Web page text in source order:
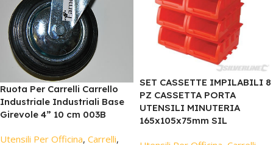
Ruota Per Carrelli Carrello
Industriale Industriali Base
Girevole 4” 10 cm 003B
Utensili Per Officina, Carrelli,
SET CASSETTE IMPILABILI 8
PZ CASSETTA PORTA
UTENSILI MINUTERIA
165x105x75mm SIL